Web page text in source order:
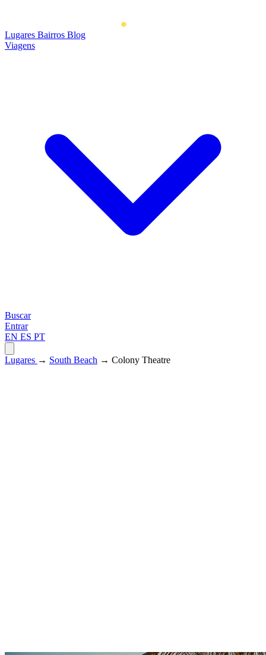
Lugares Bairros Blog
Viagens
Buscar
Entrar
EN ES PT
Lugares → South Beach → Colony Theatre